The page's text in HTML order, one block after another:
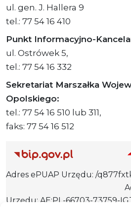
ul. gen. J. Hallera 9
tel.: 77 54 16 410
Punkt Informacyjno-
ul. Ostrówek 5,
tel.: 77 54 16 332
Sekretariat Marszałka
Opolskiego:
tel.: 77 54 16 510 lub 311,
faks: 77 54 16 512
Adres ePUAP Urzędu: /
Adres do e-
Urzędu: AE:PL-66703-73759-